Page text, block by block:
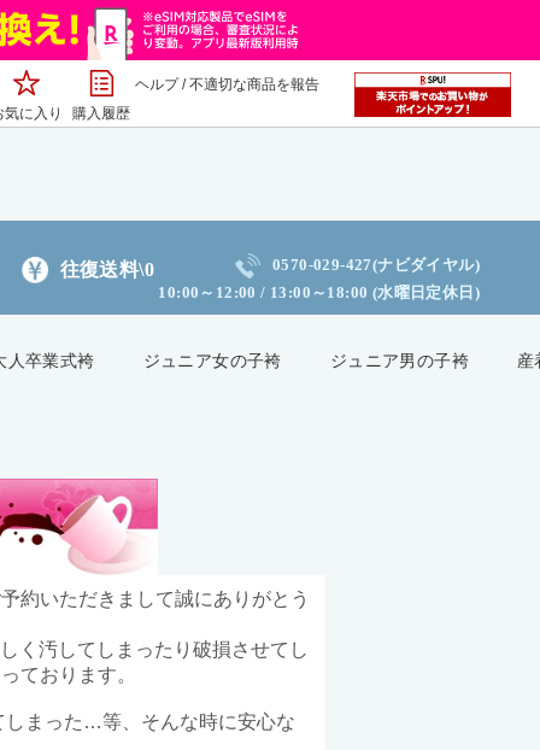
気に入り 購入履歴
ヘルプ/不適切な商品を報告
約いただきまして誠にありがとう
く汚してしまったり破損させてし
ております。
まった…等、そんな時に安心な